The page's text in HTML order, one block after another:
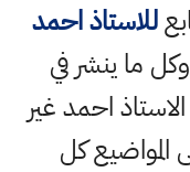
للاستاذ احمد
ما ينشر في
احمد غير
كل